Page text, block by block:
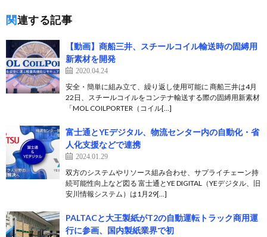
関連する記事
【動画】商船三井、スチールコイル輸送時の固縛用
新素材を開発
2020.04.24
安全・簡単に組み立て、繰り返し使用可能に 商船三井は4月
22日、スチールコイルをコンテナ輸送する際の固縛用新素材
「MOL COILPORTER（コイル[…]
富士通とYEデジタル、物流センター内の自動化・省
人化支援などで連携
2024.01.29
双方のシステムやリソース組み合わせ、サプライチェーン持
続可能性向上など図る 富士通とYE DIGITAL（YEデジタル、旧
安川情報システム）は1月29[…]
PALTACと大王製紙がT2の自動運転トラック商用運
行に参画、国内製紙業界で初